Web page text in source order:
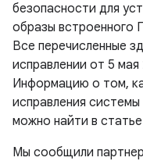
безопасности для
образы встроенного
Все перечисленные
исправлении от 5
Информацию о том,
исправления
можно найти в статье
Мы сообщили